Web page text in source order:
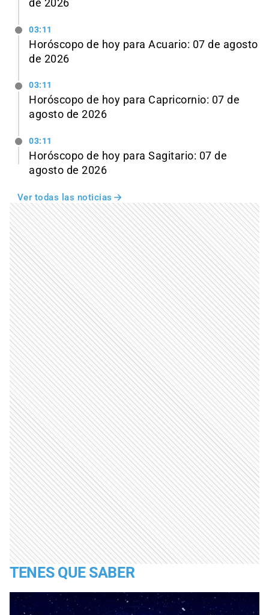
de 2026
03:11
Horóscopo de hoy para Acuario: 07 de agosto
de 2026
03:11
Horóscopo de hoy para Capricornio: 07 de
agosto de 2026
03:11
Horóscopo de hoy para Sagitario: 07 de
agosto de 2026
Ver todas las noticias
TENES QUE SABER